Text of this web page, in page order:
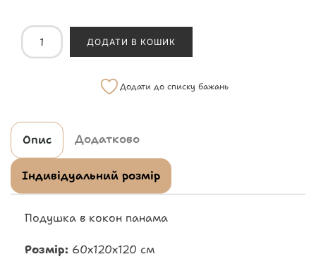
ДОДАТИ В КОШИК
Додати до списку бажань
Опис Додатково
Індивідуальний розмір
Подушка в кокон панама
Розмір: 60х120х120 см